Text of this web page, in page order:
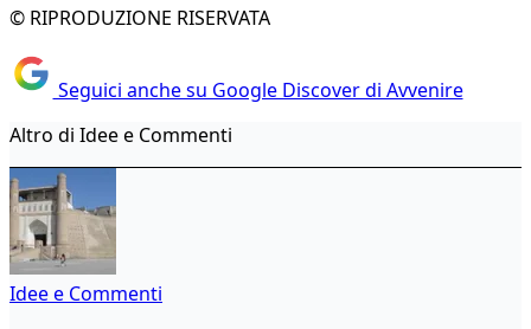
© RIPRODUZIONE RISERVATA
Seguici anche su Google Discover di Avvenire
Altro di Idee e Commenti
Idee e Commenti